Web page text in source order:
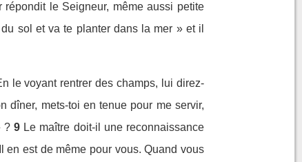
le Seigneur, même aussi petite
sol et va te planter dans la mer » et il
le voyant rentrer des champs, lui direz-
dîner, mets-toi en tenue pour me servir,
? 9 Le maître doit-il une reconnaissance
Il en est de même pour vous. Quand vous